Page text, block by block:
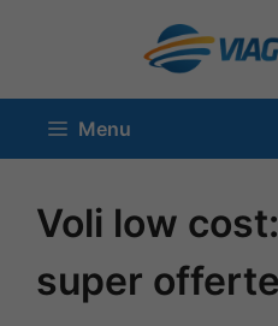
contenuto
Menu
Voli low
super